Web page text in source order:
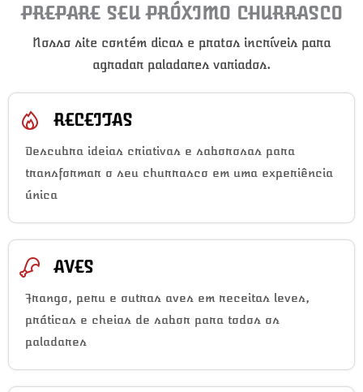
PREPARE SEU PRÓXIMO CHURRASCO
Nosso site contém dicas e pratos incríveis para
agradar paladares variados.
RECEITAS
Descubra ideias criativas e saborosas para
transformar o seu churrasco em uma experiência
única
AVES
Frango, peru e outras aves em receitas leves,
práticas e cheias de sabor para todos os
paladares